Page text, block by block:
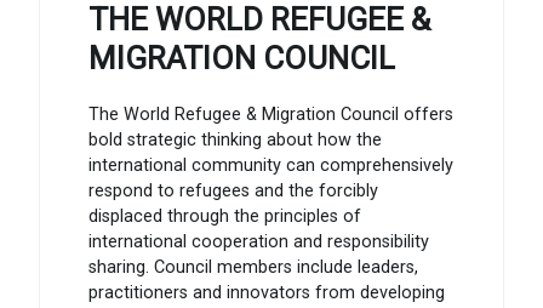
THE WORLD REFUGEE &
MIGRATION COUNCIL
The World Refugee & Migration Council offers
bold strategic thinking about how the
international community can comprehensively
respond to refugees and the forcibly
displaced through the principles of
international cooperation and responsibility
sharing. Council members include leaders,
practitioners and innovators from developing